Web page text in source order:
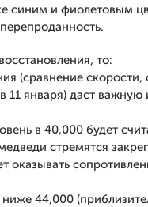
синим и фиолетовым
то:
(сравнение
11 января) даст
в 40,000 будет
стремятся
оказывать
44,000